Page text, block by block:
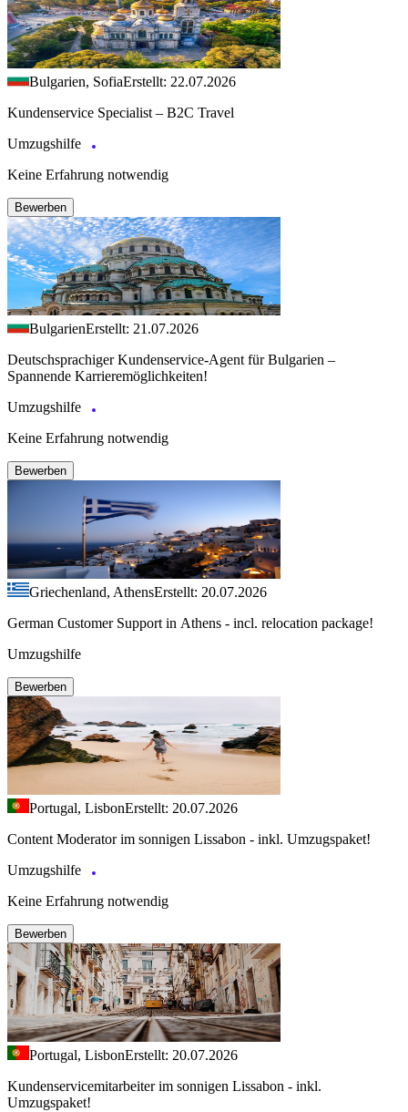
Bulgarien, SofiaErstellt: 22.07.2026
Kundenservice Specialist – B2C Travel
Umzugshilfe
Keine Erfahrung notwendig
Bewerben
BulgarienErstellt: 21.07.2026
Deutschsprachiger Kundenservice-Agent für Bulgarien –
Spannende Karrieremöglichkeiten!
Umzugshilfe
Keine Erfahrung notwendig
Bewerben
Griechenland, AthensErstellt: 20.07.2026
German Customer Support in Athens - incl. relocation package!
Umzugshilfe
Bewerben
Portugal, LisbonErstellt: 20.07.2026
Content Moderator im sonnigen Lissabon - inkl. Umzugspaket!
Umzugshilfe
Keine Erfahrung notwendig
Bewerben
Portugal, LisbonErstellt: 20.07.2026
Kundenservicemitarbeiter im sonnigen Lissabon - inkl.
Umzugspaket!